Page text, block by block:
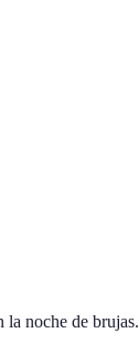
la noche de brujas.